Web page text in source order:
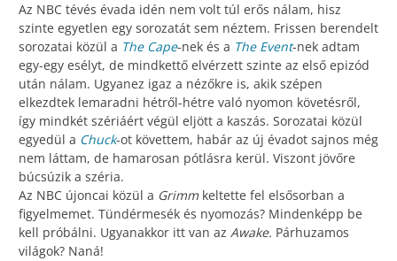
Az NBC tévés évada idén nem volt túl erős nálam, hisz
szinte egyetlen egy sorozatát sem néztem. Frissen berendelt
sorozatai közül a The Cape-nek és a The Event-nek adtam
egy-egy esélyt, de mindkettő elvérzett szinte az első epizód
után nálam. Ugyanez igaz a nézőkre is, akik szépen
elkezdtek lemaradni hétről-hétre való nyomon követésről,
így mindkét szériáért végül eljött a kaszás. Sorozatai közül
egyedül a Chuck-ot követtem, habár az új évadot sajnos még
nem láttam, de hamarosan pótlásra kerül. Viszont jövőre
búcsúzik a széria.
Az NBC újoncai közül a Grimmkeltette fel elsősorban a
figyelmemet. Tündérmesék és nyomozás? Mindenképp be
kell próbálni. Ugyanakkor itt van az Awake. Párhuzamos
világok? Naná!